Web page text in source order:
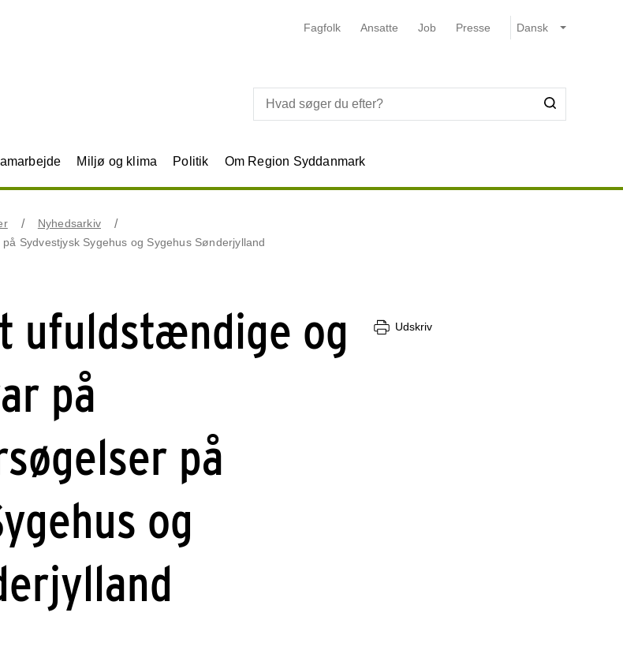
Fagfolk Ansatte Job Presse
Miljø og klima Politik Om Region Syddanmark
Nyhedsarkiv
Sydvestjysk Sygehus og Sygehus Sønderjylland
ufuldstændige og
på
på
og
Udskriv